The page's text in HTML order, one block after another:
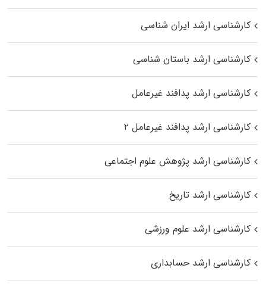
کارشناسی ارشد ایران شناسی
کارشناسی ارشد باستان شناسی
کارشناسی ارشد پدافند غیرعامل
کارشناسی ارشد پدافند غیرعامل ۲
کارشناسی ارشد پژوهش علوم اجتماعی
کارشناسی ارشد تاریخ
کارشناسی ارشد علوم ورزشی
کارشناسی ارشد حسابداری